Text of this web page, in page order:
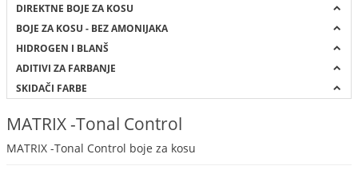
DIREKTNE BOJE ZA KOSU
BOJE ZA KOSU - BEZ AMONIJAKA
HIDROGEN I BLANŠ
ADITIVI ZA FARBANJE
SKIDAČI FARBE
MATRIX -Tonal Control
MATRIX -Tonal Control boje za kosu